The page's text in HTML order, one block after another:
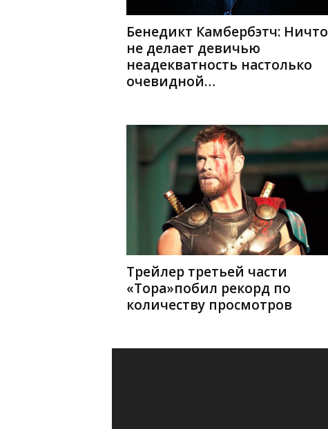
Бенедикт Камбербэтч: Ничто
не делает девичью
неадекватность настолько
очевидной…
Трейлер третьей части
«Тора»побил рекорд по
количеству просмотров